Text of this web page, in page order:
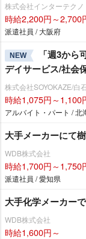
株式会社インターテクノ
時給2,200円～2,700
派遣社員 / 大阪府
NEW
「週3か
デイサービス/社会
株式会社SOYOKAZE/白
時給1,075円～1,100
アルバイト・パート / 北
大手メーカーにて
WDB株式会社
時給1,700円～1,750
派遣社員 / 愛知県
大手化学メーカー
WDB株式会社
時給1,600円～